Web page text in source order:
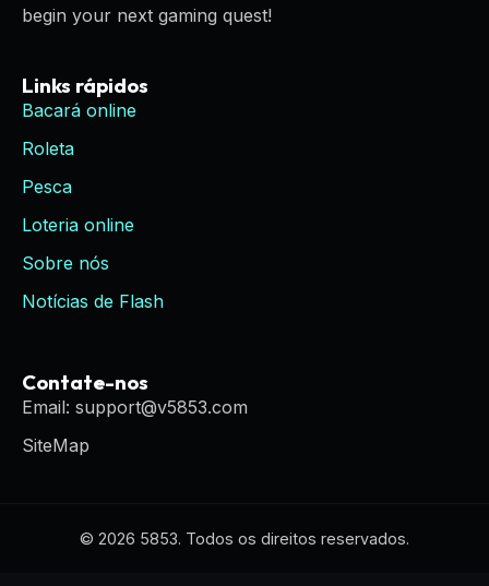
begin your next gaming quest!
Links rápidos
Bacará online
Roleta
Pesca
Loteria online
Sobre nós
Notícias de Flash
Contate-nos
Email: support@v5853.com
SiteMap
© 2026 5853. Todos os direitos reservados.